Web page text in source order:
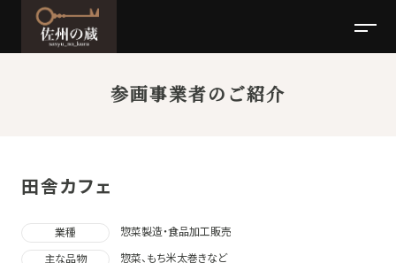
参画事業者のご紹介
田舎カフェ
業種
惣菜製造・食品加工販売
主な品物
惣菜、もち米太巻きなど